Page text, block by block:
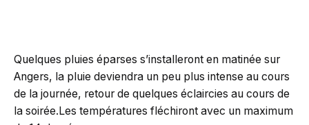
Quelques pluies éparses s’installeront en matinée sur
Angers, la pluie deviendra un peu plus intense au cours
de la journée, retour de quelques éclaircies au cours de
la soirée.Les températures fléchiront avec un maximum